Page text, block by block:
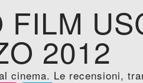
FILM
2012
cinema. Le recensioni,